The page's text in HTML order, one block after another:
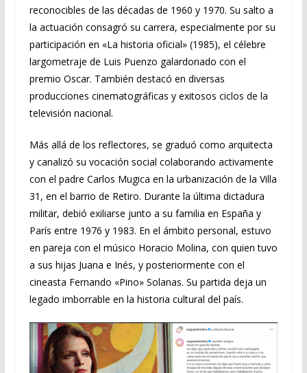
reconocibles de las décadas de 1960 y 1970. Su salto a
la actuación consagró su carrera, especialmente por su
participación en «La historia oficial» (1985), el célebre
largometraje de Luis Puenzo galardonado con el
premio Oscar. También destacó en diversas
producciones cinematográficas y exitosos ciclos de la
televisión nacional.
Más allá de los reflectores, se graduó como arquitecta
y canalizó su vocación social colaborando activamente
con el padre Carlos Mugica en la urbanización de la Villa
31, en el barrio de Retiro. Durante la última dictadura
militar, debió exiliarse junto a su familia en España y
París entre 1976 y 1983. En el ámbito personal, estuvo
en pareja con el músico Horacio Molina, con quien tuvo
a sus hijas Juana e Inés, y posteriormente con el
cineasta Fernando «Pino» Solanas. Su partida deja un
legado imborrable en la historia cultural del país.